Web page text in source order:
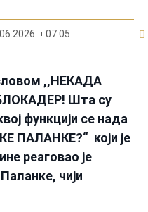
07:05
,,НЕКАДА
Шта су
функцији се нада
ПАЛАНКЕ?“ који је
реаговао је
чији